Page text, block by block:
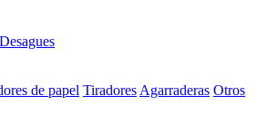
de papel Tiradores Agarraderas Otros